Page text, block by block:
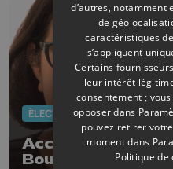
ÉLECTIONS 2024
Accord de
Bouillet: les
d’autres, notamment
de
caractéristiques
s’appliquent
Certains
leur intérêt
consentement ;
opposer dans
pouvez retirer
moment dans
Politique de